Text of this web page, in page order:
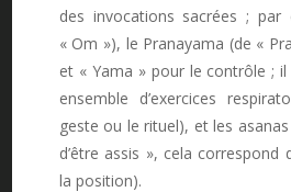
des invocations sacrées ; par
« Om »), le Pranayama (de «
et « Yama » pour le contrôle ;
ensemble d’exercices
geste ou le rituel), et les
d’être assis », cela
la position).